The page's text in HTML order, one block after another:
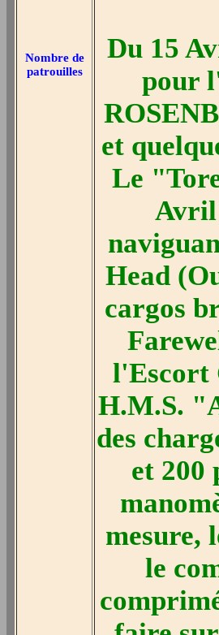
Nombre de
patrouilles
Du 15
pour
et
Le
Avril
Head
cargos
l'Escort
H.M.S.
des
et 200
mesure,
le